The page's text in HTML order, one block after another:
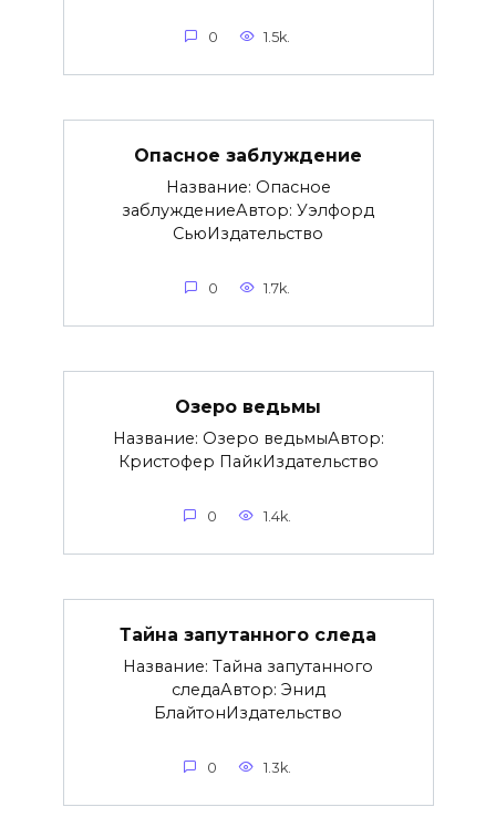
0 1.5k.
Опасное заблуждение
Название: Опасное
заблуждениеАвтор: Уэлфорд
СьюИздательство
0 1.7k.
Озеро ведьмы
Название: Озеро ведьмыАвтор:
Кристофер ПайкИздательство
0 1.4k.
Тайна запутанного следа
Название: Тайна запутанного
следаАвтор: Энид
БлайтонИздательство
0 1.3k.